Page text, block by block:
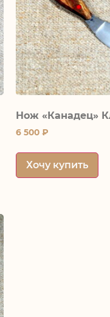
Нож «Канадец»
6 500₽
Хочу купить